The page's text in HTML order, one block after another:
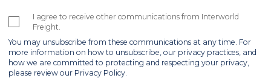
I agree to receive other communications from Interworld
Freight.
You may unsubscribe from these communications at any time. For
more information on how to unsubscribe, our privacy practices, and
how we are committed to protecting and respecting your privacy,
please review our Privacy Policy.